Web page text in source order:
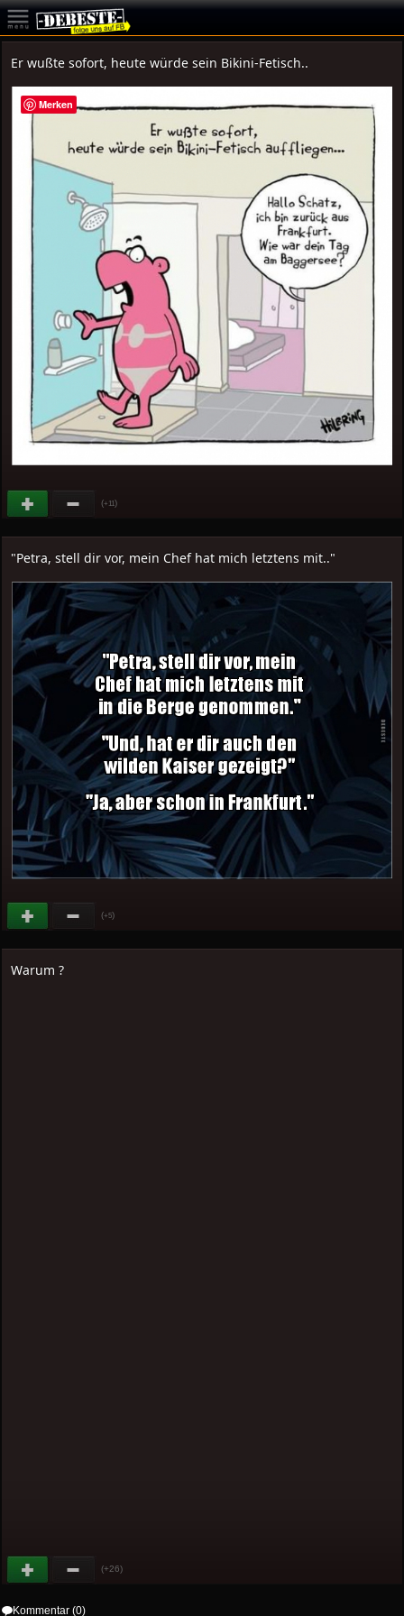
Er wußte sofort, heute würde sein Bikini-Fetisch..
(+11)
"Petra, stell dir vor, mein Chef hat mich letztens mit.."
(+5)
Warum ?
(+26)
Kommentar (0)
Merken